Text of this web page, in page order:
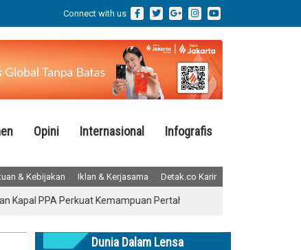
Connect with us
Opini Internasional Infografis
& Kebijakan Iklan & Kerjasama Detak.co Karir
Perkuat Kemampuan Pertahanan Udara TNI AL Hadapi
Dunia Dalam Lensa